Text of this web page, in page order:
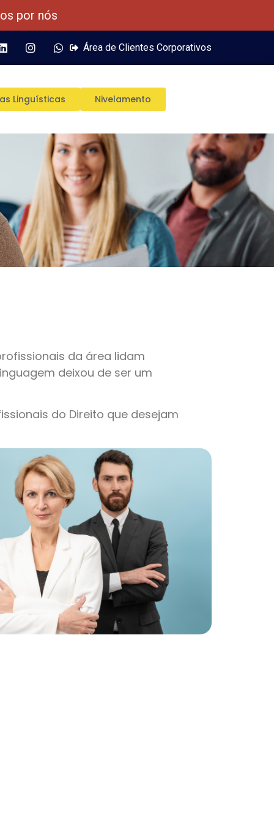
por nós
Área de Clientes Corporativos
Linguísticas Nivelamento
da área lidam
deixou de ser um
do Direito que desejam